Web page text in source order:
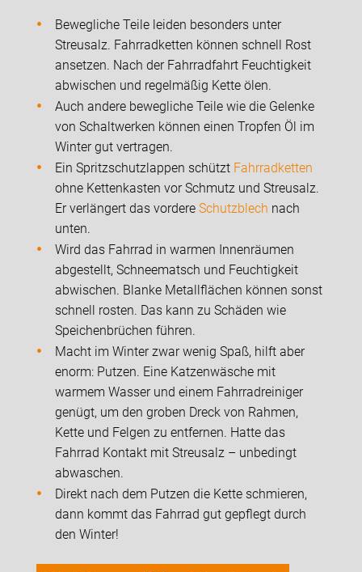
Bewegliche Teile leiden besonders unter
Streusalz. Fahrradketten können schnell Rost
ansetzen. Nach der Fahrradfahrt Feuchtigkeit
abwischen und regelmäßig Kette ölen.
Auch andere bewegliche Teile wie die Gelenke
von Schaltwerken können einen Tropfen Öl im
Winter gut vertragen.
Ein Spritzschutzlappen schützt Fahrradketten
ohne Kettenkasten vor Schmutz und Streusalz.
Er verlängert das vordere Schutzblech nach
unten.
Wird das Fahrrad in warmen Innenräumen
abgestellt, Schneematsch und Feuchtigkeit
abwischen. Blanke Metallflächen können sonst
schnell rosten. Das kann zu Schäden wie
Speichenbrüchen führen.
Macht im Winter zwar wenig Spaß, hilft aber
enorm: Putzen. Eine Katzenwäsche mit
warmem Wasser und einem Fahrradreiniger
genügt, um den groben Dreck von Rahmen,
Kette und Felgen zu entfernen. Hatte das
Fahrrad Kontakt mit Streusalz – unbedingt
abwaschen.
Direkt nach dem Putzen die Kette schmieren,
dann kommt das Fahrrad gut gepflegt durch
den Winter!